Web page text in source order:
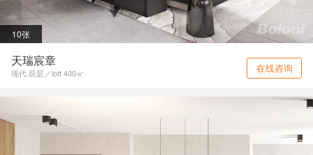
10张
天瑞宸章
现代 跃层／loft 400㎡ 在线咨询